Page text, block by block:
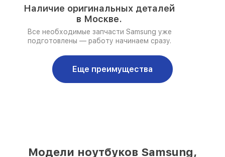
Наличие оригинальных деталей
в Москве.
Все необходимые запчасти Samsung уже
подготовлены — работу начинаем сразу.
Еще преимущества
Модели ноутбуков Samsung,